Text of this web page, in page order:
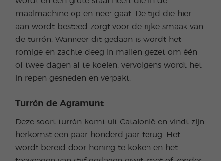
maalmachine op en neer gaat. De tijd die hier
aan wordt besteed zorgt voor de rijke smaak van
de turrón. Wanneer dit gedaan is wordt het
romige en zachte deeg in mallen gezet om één
of twee dagen af te koelen, vervolgens wordt het
in repen gesneden en verpakt.
Turrón de Agramunt
Deze soort turrón komt uit Catalonië en vindt zijn
herkomst een paar honderd jaar terug. Het
wordt bereid door honing te koken en het